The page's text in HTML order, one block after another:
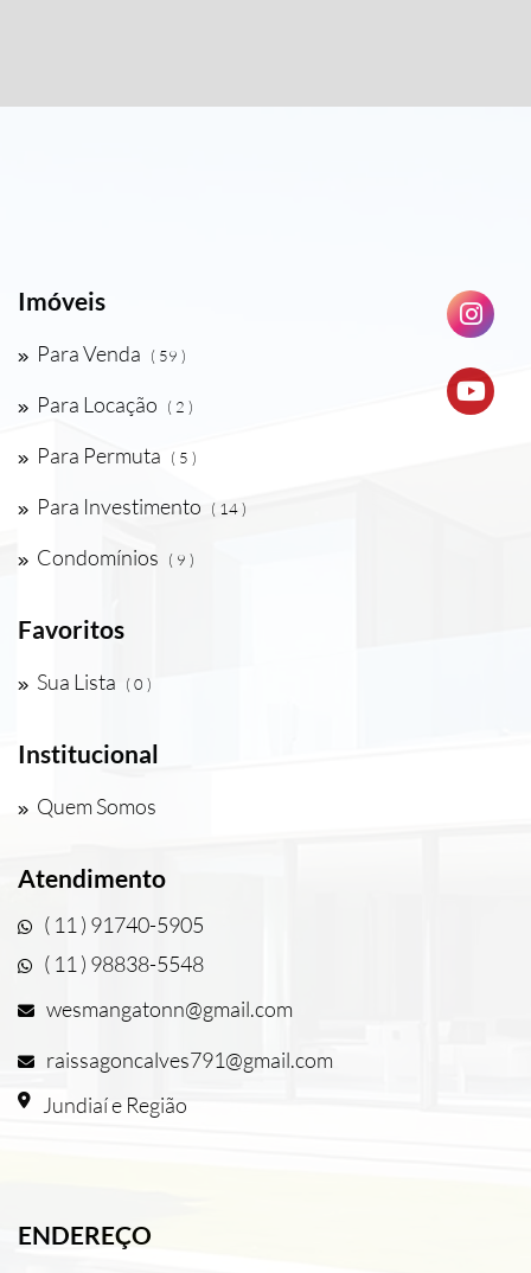
Imóveis
Para Venda ( 59 )
Para Locação ( 2 )
Para Permuta ( 5 )
Para Investimento ( 14 )
Condomínios ( 9 )
Favoritos
Sua Lista ( 0 )
Institucional
Quem Somos
Atendimento
( 11 ) 91740-5905
( 11 ) 98838-5548
wesmangatonn@gmail.com
raissagoncalves791@gmail.com
Jundiaí e Região
ENDEREÇO